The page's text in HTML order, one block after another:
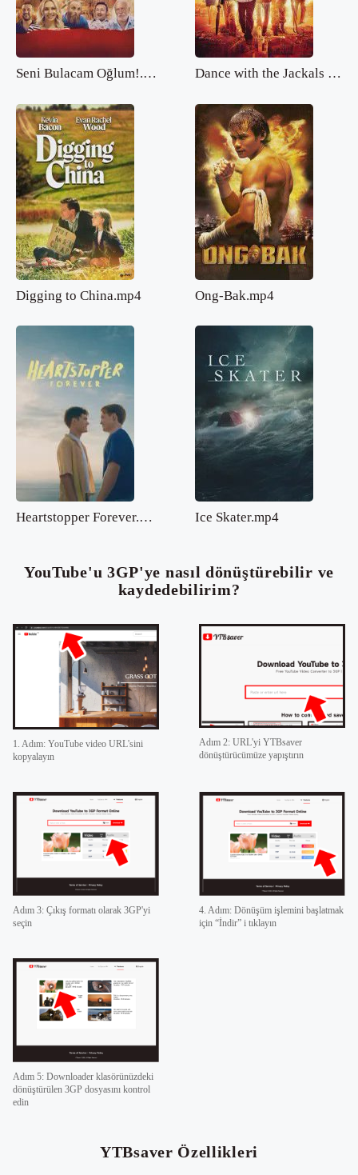
Seni Bulacam Oğlum!.mp4 Dance with the Jackals 2.mp4
Digging to China.mp4 Ong-Bak.mp4
Heartstopper Forever.mp4 Ice Skater.mp4
YouTube'u 3GP'ye nasıl dönüştürebilir ve
kaydedebilirim?
1. Adım: YouTube video URL'sini
kopyalayın
Adım 2: URL'yi YTBsaver
dönüştürücümüze yapıştırın
Adım 3: Çıkış formatı olarak 3GP'yi
seçin
4. Adım: Dönüşüm işlemini başlatmak
için “İndir” i tıklayın
Adım 5: Downloader klasörünüzdeki
dönüştürülen 3GP dosyasını kontrol
edin
YTBsaver Özellikleri